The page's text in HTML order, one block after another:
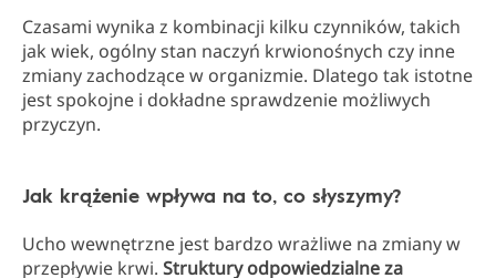
Czasami wynika z kombinacji kilku czynników, takich
jak wiek, ogólny stan naczyń krwionośnych czy inne
zmiany zachodzące w organizmie. Dlatego tak istotne
jest spokojne i dokładne sprawdzenie możliwych
przyczyn.
Jak krążenie wpływa na to, co słyszymy?
Ucho wewnętrzne jest bardzo wrażliwe na zmiany w
przepływie krwi. Struktury odpowiedzialne za